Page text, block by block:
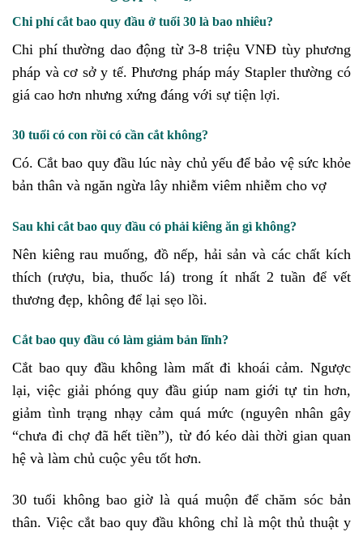
Chi phí cắt bao quy đầu ở tuổi 30 là bao nhiêu?
Chi phí thường dao động từ 3-8 triệu VNĐ tùy phương
pháp và cơ sở y tế. Phương pháp máy Stapler thường có
giá cao hơn nhưng xứng đáng với sự tiện lợi.
30 tuổi có con rồi có cần cắt không?
Có. Cắt bao quy đầu lúc này chủ yếu để bảo vệ sức khỏe
bản thân và ngăn ngừa lây nhiễm viêm nhiễm cho vợ
Sau khi cắt bao quy đầu có phải kiêng ăn gì không?
Nên kiêng rau muống, đồ nếp, hải sản và các chất kích
thích (rượu, bia, thuốc lá) trong ít nhất 2 tuần để vết
thương đẹp, không để lại sẹo lồi.
Cắt bao quy đầu có làm giảm bản lĩnh?
Cắt bao quy đầu không làm mất đi khoái cảm. Ngược
lại, việc giải phóng quy đầu giúp nam giới tự tin hơn,
giảm tình trạng nhạy cảm quá mức (nguyên nhân gây
“chưa đi chợ đã hết tiền”), từ đó kéo dài thời gian quan
hệ và làm chủ cuộc yêu tốt hơn.
30 tuổi không bao giờ là quá muộn để chăm sóc bản
thân. Việc cắt bao quy đầu không chỉ là một thủ thuật y